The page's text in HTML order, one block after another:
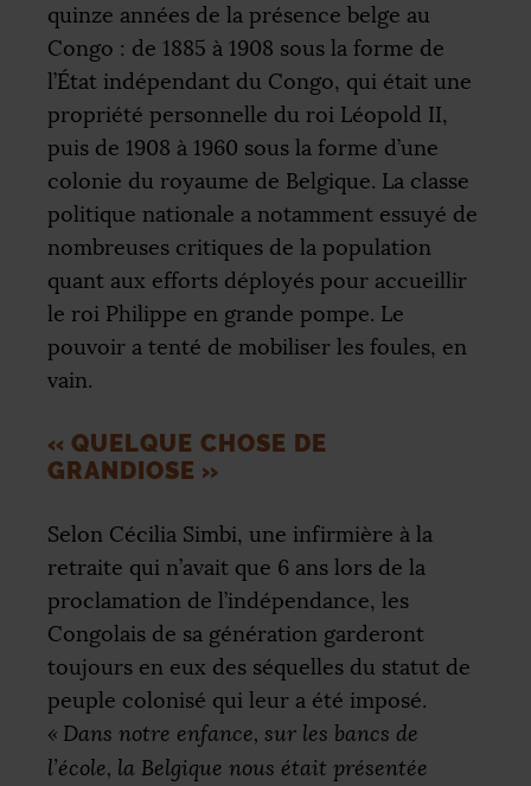
quinze années de la présence belge au
Congo : de 1885 à 1908 sous la forme de
l’État indépendant du Congo, qui était une
propriété personnelle du roi Léopold II,
puis de 1908 à 1960 sous la forme d’une
colonie du royaume de Belgique. La classe
politique nationale a notamment essuyé de
nombreuses critiques de la population
quant aux efforts déployés pour accueillir
le roi Philippe en grande pompe. Le
pouvoir a tenté de mobiliser les foules, en
vain.
« QUELQUE CHOSE DE
GRANDIOSE »
Selon Cécilia Simbi, une infirmière à la
retraite qui n’avait que 6 ans lors de la
proclamation de l’indépendance, les
Congolais de sa génération garderont
toujours en eux des séquelles du statut de
peuple colonisé qui leur a été imposé.
« Dans notre enfance, sur les bancs de
l’école, la Belgique nous était présentée